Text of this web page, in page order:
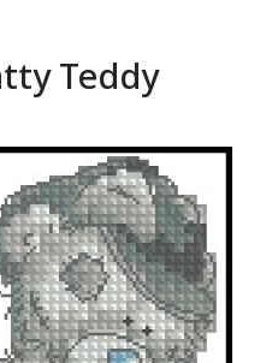
Teddy